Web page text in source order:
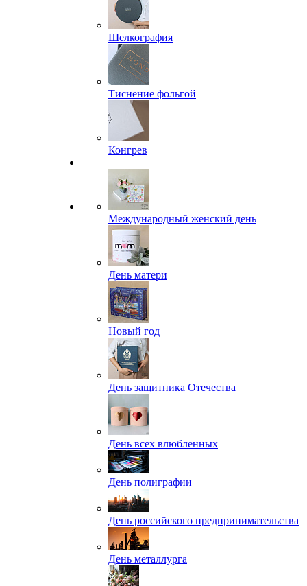
Шелкография
Тиснение фольгой
Конгрев
Международный женский день
День матери
Новый год
День защитника Отечества
День всех влюбленных
День полиграфии
День российского предпринимательства
День металлурга